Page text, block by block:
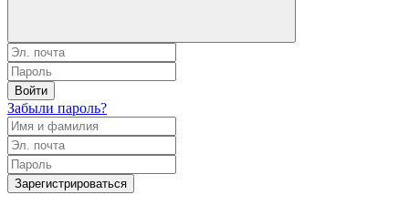
Войти
Забыли пароль?
Зарегистрироваться